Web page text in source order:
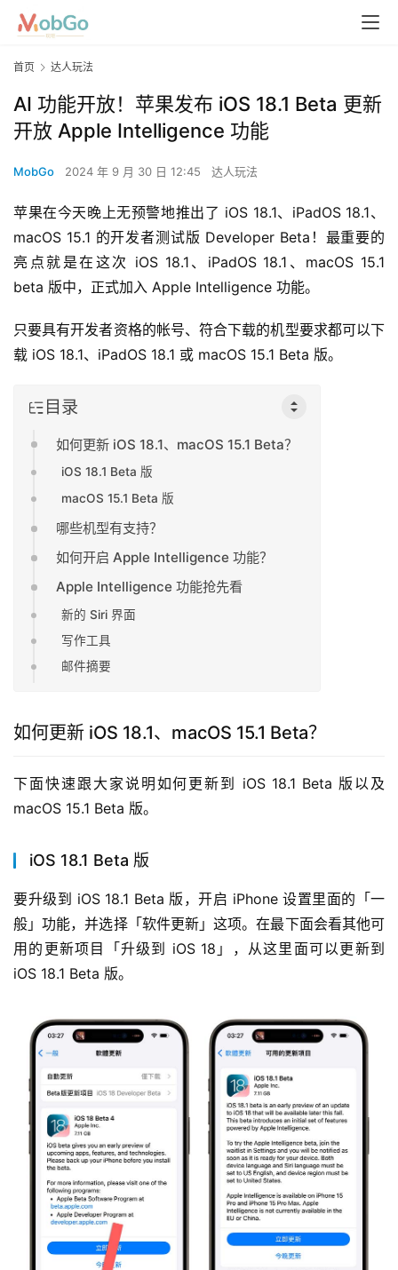
首页 达人玩法
AI 功能开放！苹果发布 iOS 18.1 Beta 更新
开放 Apple Intelligence 功能
MobGo 2024 年 9 月 30 日 12:45 达人玩法
苹果在今天晚上无预警地推出了 iOS 18.1、iPadOS 18.1、
macOS 15.1 的开发者测试版 Developer Beta！最重要的
亮点就是在这次 iOS 18.1、iPadOS 18.1、macOS 15.1
beta 版中，正式加入 Apple Intelligence 功能。
只要具有开发者资格的帐号、符合下载的机型要求都可以下
载 iOS 18.1、iPadOS 18.1 或 macOS 15.1 Beta 版。
目录
如何更新 iOS 18.1、macOS 15.1 Beta？
iOS 18.1 Beta 版
macOS 15.1 Beta 版
哪些机型有支持？
如何开启 Apple Intelligence 功能？
Apple Intelligence 功能抢先看
新的 Siri 界面
写作工具
邮件摘要
如何更新 iOS 18.1、macOS 15.1 Beta？
下面快速跟大家说明如何更新到 iOS 18.1 Beta 版以及
macOS 15.1 Beta 版。
iOS 18.1 Beta 版
要升级到 iOS 18.1 Beta 版，开启 iPhone 设置里面的「一
般」功能，并选择「软件更新」这项。在最下面会看其他可
用的更新项目「升级到 iOS 18」，从这里面可以更新到
iOS 18.1 Beta 版。